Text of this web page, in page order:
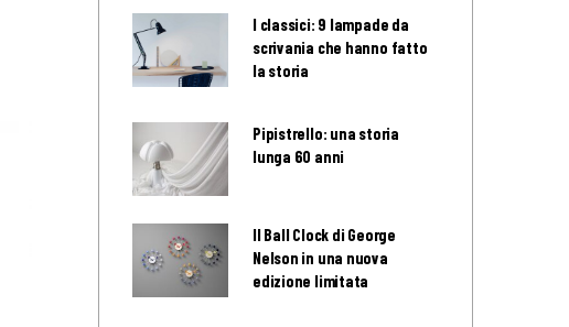
I classici: 9 lampade da
scrivania che hanno fatto
la storia
Pipistrello: una storia
lunga 60 anni
Il Ball Clock di George
Nelson in una nuova
edizione limitata